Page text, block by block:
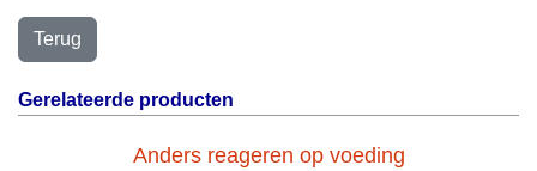
Gerelateerde producten
Anders reageren op voeding